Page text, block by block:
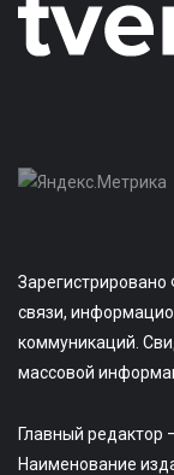
связи,
коммуникаций.
массовой
Главный редактор
Наименование